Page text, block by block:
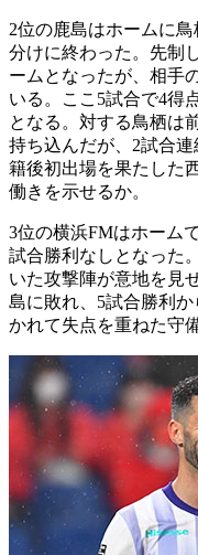
2位の鹿島はホームに
分けに終わった。先制
ームとなったが、相手
いる。ここ5試合で4得
となる。対する鳥栖は
持ち込んだが、2試合
籍後初出場を果たした
働きを示せるか。
3位の横浜FMはホーム
試合勝利なしとなった
いた攻撃陣が意地を見
島に敗れ、5試合勝利
かれて失点を重ねた守